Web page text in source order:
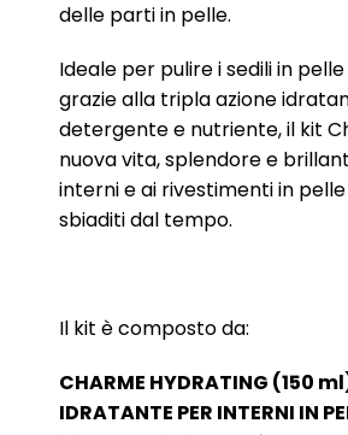
delle parti in pelle.
Ideale per pulire i sedili in
grazie alla tripla azione
detergente e nutriente, il kit
nuova vita, splendore e
interni e ai rivestimenti in
sbiaditi dal tempo.
Il kit è composto da:
CHARME HYDRATING (150
IDRATANTE PER INTERNI IN